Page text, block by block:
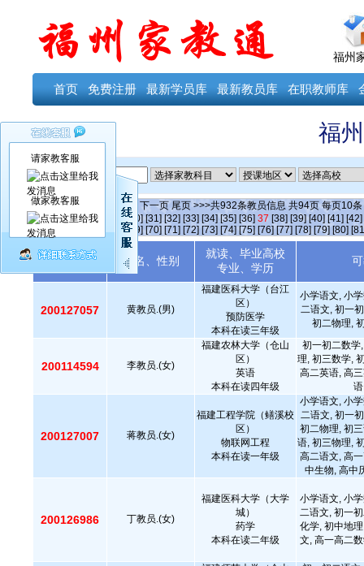
福州
首页 免费注册 最新学员库 最新教员库 在职教师库
福
ID
当前第37页 上一页 下一页 尾页 >>>共932条教员信息 共94页 每页10条
[25] [26] [27] [28] [29] [30] [31] [32] [33] [34] [35] [36] 37 [38] [39] [40] [41] [42]
[64] [65] [68] [69] [70] [71] [72] [73] [74] [75] [76] [77] [78] [79] [80]
教员编号 姓名、性别
就读、毕业高校
专业、学历
200127057 黄教员.(男)
福建医科大学（台江
区）
预防医学
本科在读三年级
小学语文, 小
二语文, 初一
初二物理,
200114594 李教员.(女)
福建农林大学（仓山
区）
英语
本科在读四年级
初一初二数学
理, 初三数学,
高二英语, 高
200127007 蒋教员.(女)
福建工程学院（鳝溪校
区）
物联网工程
本科在读一年级
小学语文, 小
二语文, 初一
初二物理, 初
语, 初三物理,
高二语文, 高
中生物, 高中
200126986 丁教员.(女)
福建医科大学（大学
城）
药学
本科在读二年级
小学语文, 小
二语文, 初一
化学, 初中地
文, 高一高二
请家教客服
做家教客服